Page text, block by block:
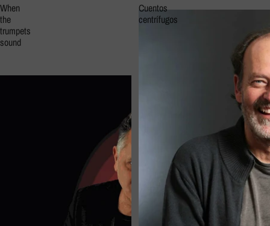
When
the
trumpets
sound
Cuentos
centrífugos